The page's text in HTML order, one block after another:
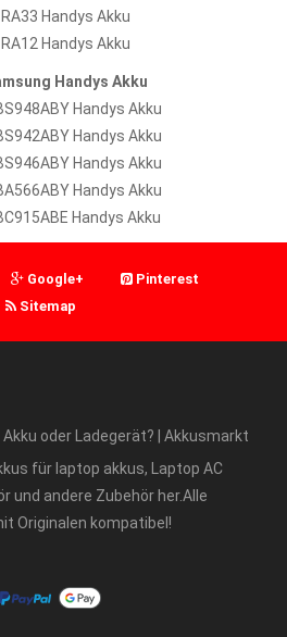
RA33 Handys Akku
RA12 Handys Akku
Handys Akku
Handys Akku
Handys Akku
Handys Akku
Handys Akku
Handys Akku
Google+
Pinterest
Sitemap
oder Ladegerät? | Akkusmarkt
für laptop akkus, Laptop AC
und andere Zubehör her.Alle
Originalen kompatibel!